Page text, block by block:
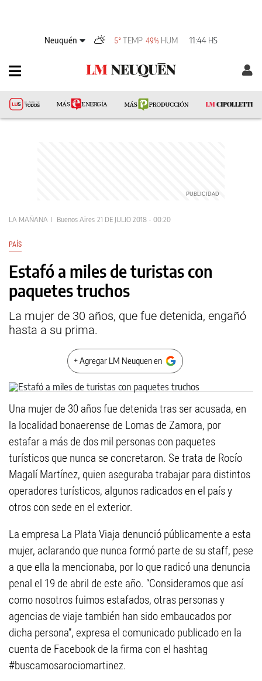
Neuquén 5° TEMP 49% HUM 11:44 HS
LA MAÑANA Buenos Aires 21 DE JULIO 2018 - 00:20
PAÍS
Estafó a miles de turistas con
paquetes truchos
La mujer de 30 años, que fue detenida, engañó
hasta a su prima.
+ Agregar LM Neuquen en
Una mujer de 30 años fue detenida tras ser acusada, en
la localidad bonaerense de Lomas de Zamora, por
estafar a más de dos mil personas con paquetes
turísticos que nunca se concretaron. Se trata de Rocío
Magalí Martínez, quien aseguraba trabajar para distintos
operadores turísticos, algunos radicados en el país y
otros con sede en el exterior.
La empresa La Plata Viaja denunció públicamente a esta
mujer, aclarando que nunca formó parte de su staff, pese
a que ella la mencionaba, por lo que radicó una denuncia
penal el 19 de abril de este año. “Consideramos que así
como nosotros fuimos estafados, otras personas y
agencias de viaje también han sido embaucados por
dicha persona”, expresa el comunicado publicado en la
cuenta de Facebook de la firma con el hashtag
#buscamosarociomartinez.